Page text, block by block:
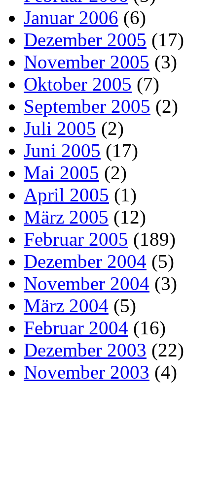
Januar 2006 (6)
Dezember 2005 (17)
November 2005 (3)
Oktober 2005 (7)
September 2005 (2)
Juli 2005 (2)
Juni 2005 (17)
Mai 2005 (2)
April 2005 (1)
März 2005 (12)
Februar 2005 (189)
Dezember 2004 (5)
November 2004 (3)
März 2004 (5)
Februar 2004 (16)
Dezember 2003 (22)
November 2003 (4)